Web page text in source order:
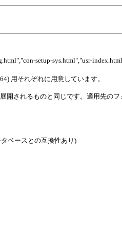
setup-sys.html","usr-
用それぞれに用意しています。
されるものと同じです。適用先の
ベースとの互換性あり)